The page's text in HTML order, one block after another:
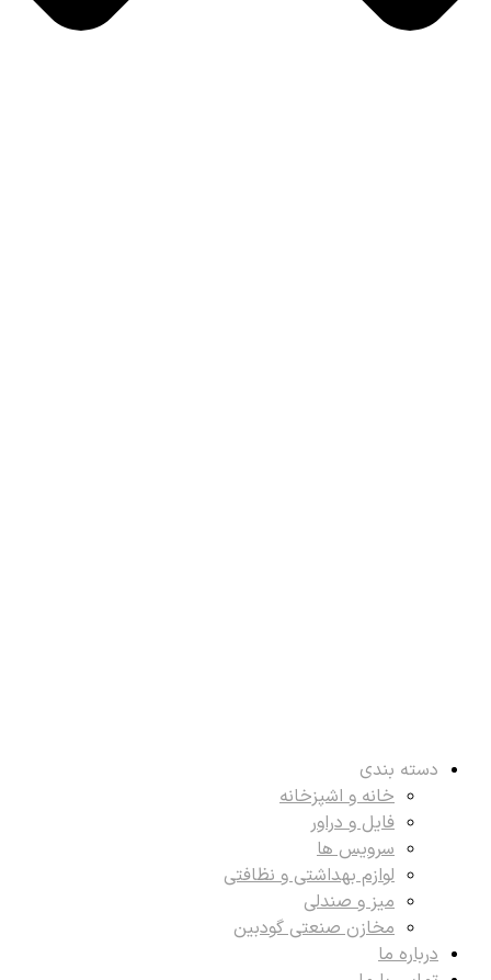
دسته بندی
خانه و اشپزخانه
فایل و دراور
سرویس ها
لوازم بهداشتی و نظافتی
میز و صندلی
مخازن صنعتی گودبین
درباره ما